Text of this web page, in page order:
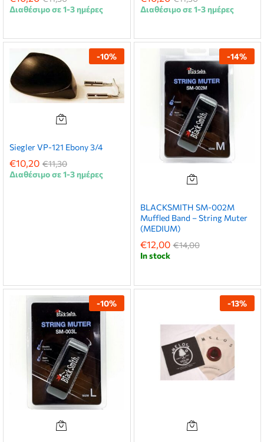
Διαθέσιμο σε 1-3 ημέρες
Διαθέσιμο σε 1-3 ημέρες
-10%
Siegler VP-121 Ebony 3/4
€10,20 €11,30
Διαθέσιμο σε 1-3 ημέρες
-14%
BLACKSMITH SM-002M
Muffled Band – String Muter
(MEDIUM)
€12,00 €14,00
In stock
-10% -13%